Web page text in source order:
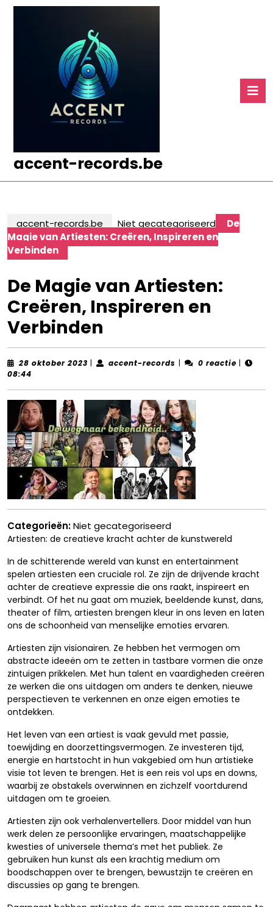
accent-records.be
accent-records.be Niet gecategoriseerd
De
Magie van Artiesten: Creëren, Inspireren en
Verbinden
De Magie van Artiesten:
Creëren, Inspireren en
Verbinden
28 oktober 2023 28
| accent-records accent-
| 0 reactie |
08:44
Categorieën:Niet gecategoriseerd
Artiesten: de creatieve kracht achter de kunstwereld
In de schitterende wereld van kunst en entertainment
spelen artiesten een cruciale rol. Ze zijn de drijvende kracht
achter de creatieve expressie die ons raakt, inspireert en
verbindt. Of het nu gaat om muziek, beeldende kunst, dans,
theater of film, artiesten brengen kleur in ons leven en laten
ons de schoonheid van menselijke emoties ervaren.
Artiesten zijn visionairen. Ze hebben het vermogen om
abstracte ideeën om te zetten in tastbare vormen die onze
zintuigen prikkelen. Met hun talent en vaardigheden creëren
ze werken die ons uitdagen om anders te denken, nieuwe
perspectieven te verkennen en onze eigen emoties te
ontdekken.
Het leven van een artiest is vaak gevuld met passie,
toewijding en doorzettingsvermogen. Ze investeren tijd,
energie en hartstocht in hun vakgebied om hun artistieke
visie tot leven te brengen. Het is een reis vol ups en downs,
waarbij ze obstakels overwinnen en zichzelf voortdurend
uitdagen om te groeien.
Artiesten zijn ook verhalenvertellers. Door middel van hun
werk delen ze persoonlijke ervaringen, maatschappelijke
kwesties of universele thema’s met het publiek. Ze
gebruiken hun kunst als een krachtig medium om
boodschappen over te brengen, bewustzijn te creëren en
discussies op gang te brengen.